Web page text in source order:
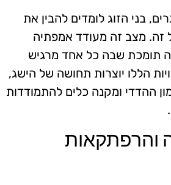
בני הזוג לומדים להבין את
זה. מצב זה מעודד אמפתיה
תומכת שבה כל אחד מרגיש
הללו יוצרות תחושה של הישג,
ההדדי ומקנה כלים להתמודדות
והרפתקאות